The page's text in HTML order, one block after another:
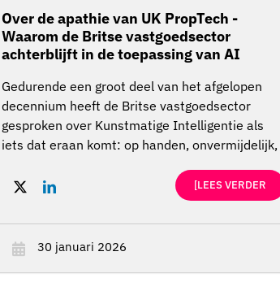
Over de apathie van UK PropTech -
Waarom de Britse vastgoedsector
achterblijft in de toepassing van AI
Gedurende een groot deel van het afgelopen
decennium heeft de Britse vastgoedsector
gesproken over Kunstmatige Intelligentie als
iets dat eraan komt: op handen, onvermijdelijk,
Agenda's van conferenties staan vol met
PropTech-panels, innovatiestrategieën staan
vol met verwijzingen naar data en
automatisering, en de meeste grote bedrijven
[LEES VERDER
30 januari 2026